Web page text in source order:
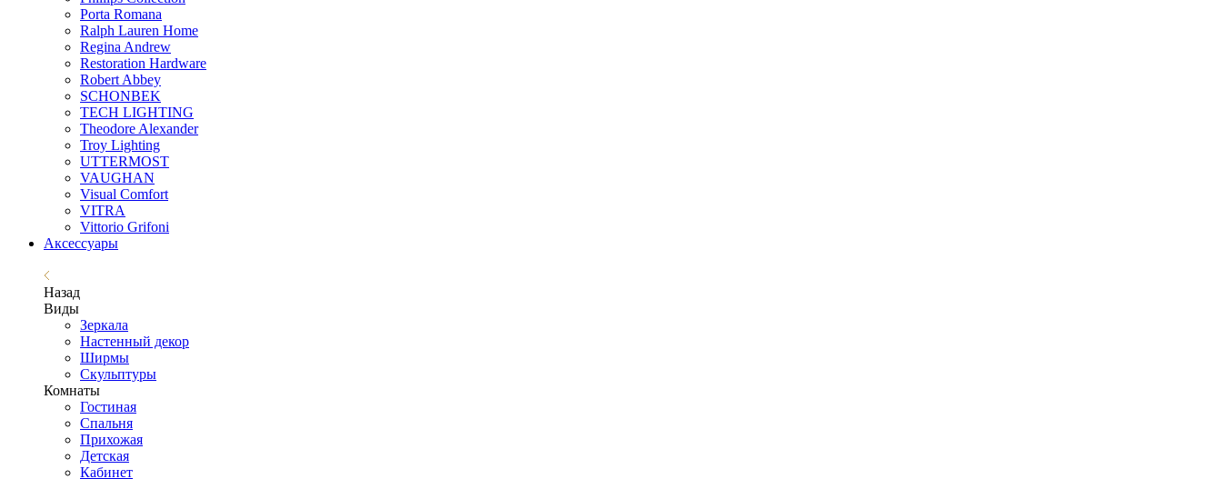
Porta Romana
Ralph Lauren Home
Regina Andrew
Restoration Hardware
Robert Abbey
SCHONBEK
TECH LIGHTING
Theodore Alexander
Troy Lighting
UTTERMOST
VAUGHAN
Visual Comfort
VITRA
Vittorio Grifoni
Аксессуары
Назад
Виды
Зеркала
Настенный декор
Ширмы
Скульптуры
Комнаты
Гостиная
Спальня
Прихожая
Детская
Кабинет